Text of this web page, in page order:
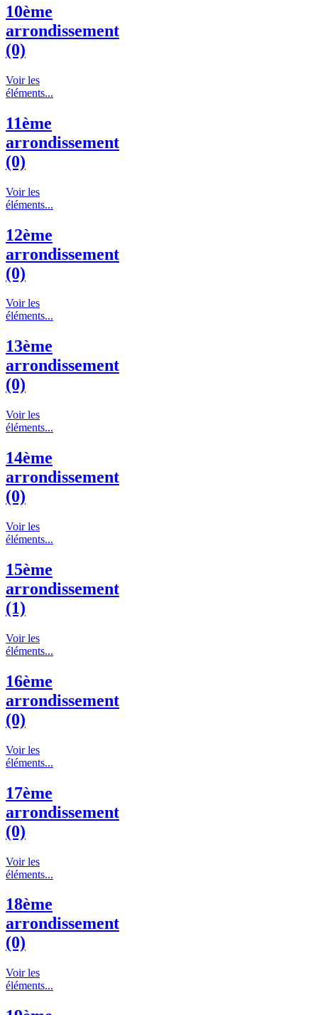
10ème
arrondissement
(0)
Voir les
éléments...
11ème
arrondissement
(0)
Voir les
éléments...
12ème
arrondissement
(0)
Voir les
éléments...
13ème
arrondissement
(0)
Voir les
éléments...
14ème
arrondissement
(0)
Voir les
éléments...
15ème
arrondissement
(1)
Voir les
éléments...
16ème
arrondissement
(0)
Voir les
éléments...
17ème
arrondissement
(0)
Voir les
éléments...
18ème
arrondissement
(0)
Voir les
éléments...